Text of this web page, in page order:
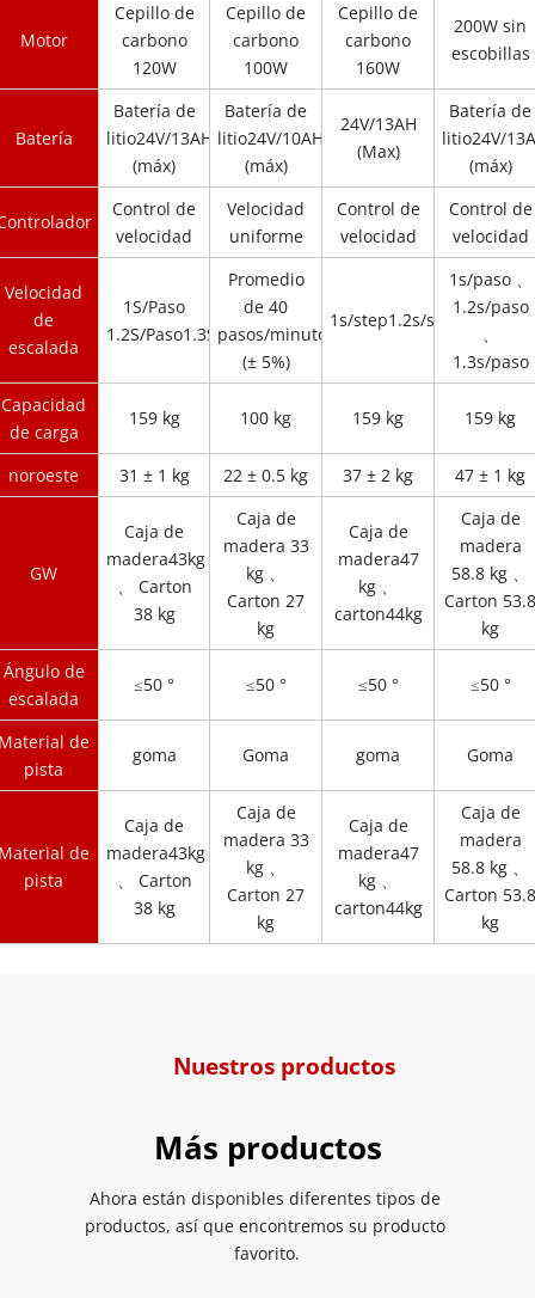
Motor
Cepillo de
carbono
120W
Cepillo de
carbono
100W
Cepillo de
carbono
160W
200W sin
escobillas
Batería
Batería de
litio24V/13AH
(máx)
Batería de
litio24V/10AH
(máx)
24V/13AH
(Max)
Batería de
litio24V/
(máx)
Control de
velocidad
Velocidad
uniforme
Control de
velocidad
Control de
velocidad
Velocidad
de
escalada
1S/Paso
1.2S/Paso1.3S/Paso
Promedio
de 40
pasos/minuto
(± 5%)
1s/step1.2s/step1.3s/step
1s/paso 、
1.2s/paso
、
1.3s/paso
Capacidad
de carga
159 kg 100 kg 159 kg 159 kg
noroeste 31 ± 1 kg 22 ± 0.5 kg 37 ± 2 kg 47 ± 1 kg
GW
Caja de
madera43kg
、 Carton
38 kg
Caja de
madera 33
kg 、
Carton 27
kg
Caja de
madera47
kg 、
carton44kg
Caja de
madera
58.8 kg 、
Carton 53.8
kg
Ángulo de
escalada
≤50 ° ≤50 ° ≤50 ° ≤50 °
de
pista
goma Goma goma Goma
de
pista
Caja de
madera43kg
、 Carton
38 kg
Caja de
madera 33
kg 、
Carton 27
kg
Caja de
madera47
kg 、
carton44kg
Caja de
madera
58.8 kg 、
Carton 53.8
kg
Nuestros productos
Más productos
Ahora están disponibles diferentes tipos de
productos, así que encontremos su producto
favorito.